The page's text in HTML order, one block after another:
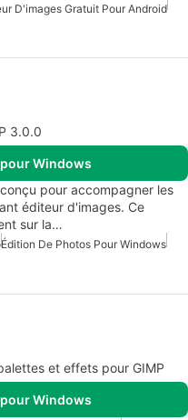
D'images Gratuit Pour Android
3.0.0
Windows
pour accompagner les
éditeur d'images. Ce
sur la…
Édition De Photos Pour Windows
et effets pour GIMP
Windows